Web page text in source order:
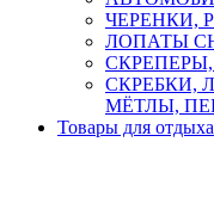
ЧЕРЕНКИ,
ЛОПАТЫ
СКРЕБКИ,
МЁТЛЫ,
Товары для отдыха